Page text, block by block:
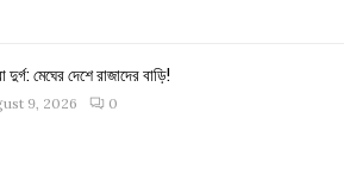
মেঘের দেশে রাজাদের বাড়ি!
9, 2026 0